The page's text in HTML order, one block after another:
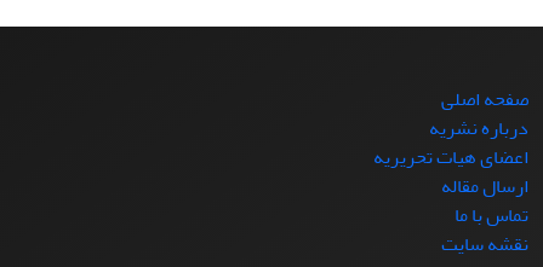
صفحه اصلی
درباره نشریه
اعضای هیات تحریریه
ارسال مقاله
تماس با ما
نقشه سایت